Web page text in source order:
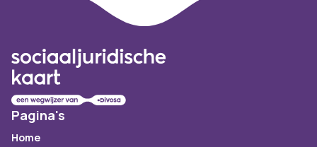
Pagina's
Home